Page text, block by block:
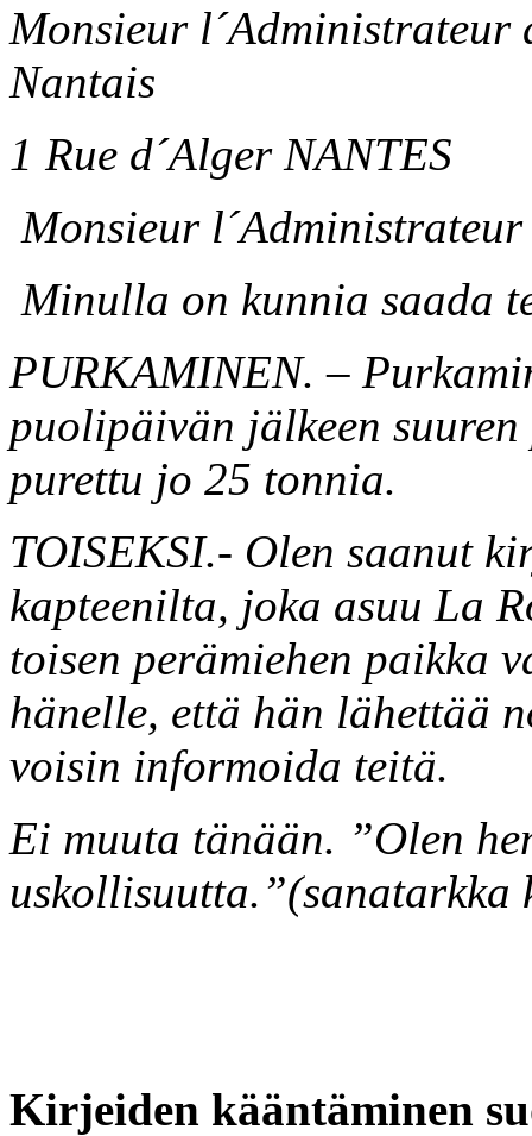
Monsieur l´Administrateur
Nantais
1 Rue d´Alger NANTES
Monsieur
Minulla on kunnia saada
PURKAMINEN. –
puolipäivän jälkeen
purettu jo 25 tonnia.
TOISEKSI.- Olen saanut
kapteenilta, joka asuu La
toisen perämiehen paikka
hänelle, että hän lähettää
voisin informoida teitä.
Ei muuta tänään. ”Olen
uskollisuutta.”(sanatarkka
Kirjeiden kääntäminen